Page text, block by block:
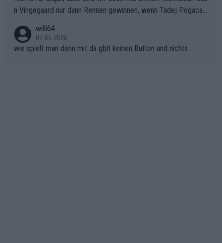
ichtung Nizza. Niewiadoma hat psychologisch Oberwasser, ab
er SD Worx und Vollering müssen jetzt All-In gehen. (gregman
n)
n Vingegaard nur dann Rennen gewinnen, wenn Tadej Pogacar
willi64
07-05-2026
wie spielt man denn mit da gbit keinen Button und nichts